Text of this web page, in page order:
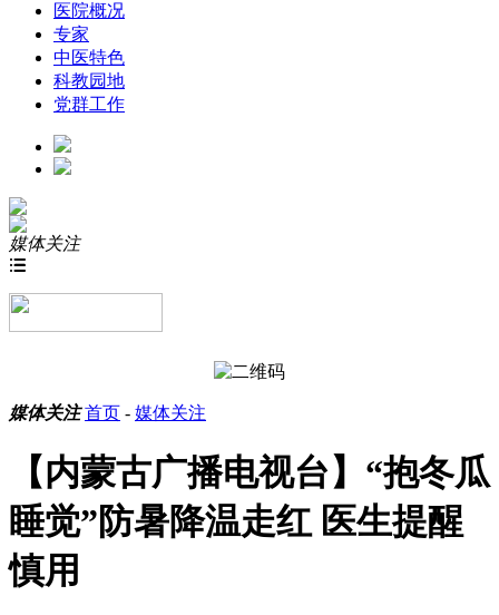
医院概况
专家
中医特色
科教园地
党群工作
媒体关注

媒体关注 首页 - 媒体关注
【内蒙古广播电视台】“抱冬瓜
睡觉”防暑降温走红 医生提醒
慎用